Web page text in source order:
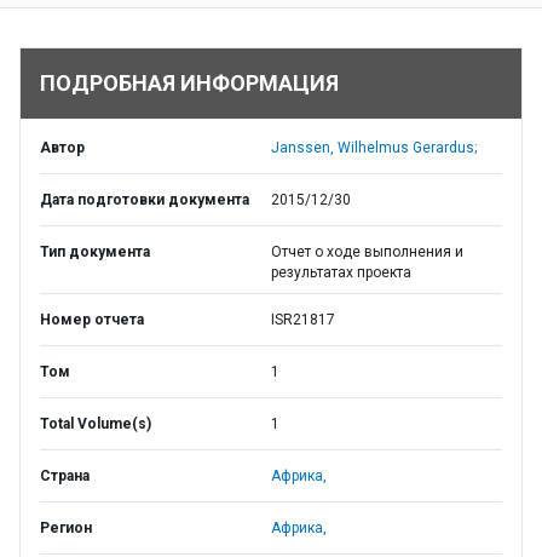
ПОДРОБНАЯ ИНФОРМАЦИЯ
Автор Janssen, Wilhelmus Gerardus;
Дата подготовки документа 2015/12/30
Тип документа
Отчет о ходе выполнения и
результатах проекта
Номер отчета ISR21817
Том 1
Total Volume(s) 1
Страна Африка,
Регион Африка,